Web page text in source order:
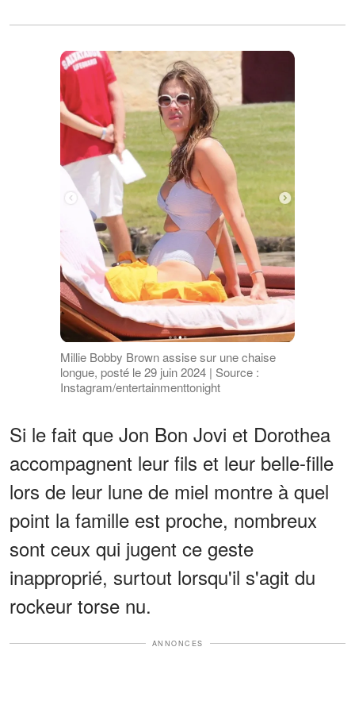
Millie Bobby Brown assise sur une chaise
longue, posté le 29 juin 2024 | Source :
Instagram/entertainmenttonight
Si le fait que Jon Bon Jovi et Dorothea
accompagnent leur fils et leur belle-fille
lors de leur lune de miel montre à quel
point la famille est proche, nombreux
sont ceux qui jugent ce geste
inapproprié, surtout lorsqu'il s'agit du
rockeur torse nu.
ANNONCES